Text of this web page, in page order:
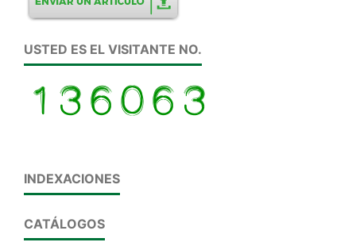
USTED ES EL VISITANTE NO.
INDEXACIONES
CATÁLOGOS